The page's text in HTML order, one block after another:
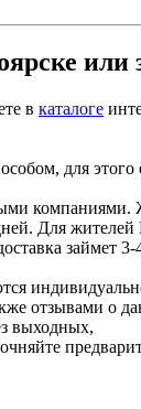
или
в каталоге
для
компаниями.
Для
займет 3-
отзывами о
выходных,